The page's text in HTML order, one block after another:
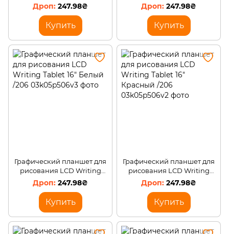
Tablet 16" Розовый /206
247.98₴
Купить
Tablet 16" Зеленый /206
247.98₴
Купить
Графический планшет для
рисования LCD Writing
Tablet 16" Белый /206
247.98₴
Купить
Графический планшет для
рисования LCD Writing
Tablet 16" Красный /206
247.98₴
Купить